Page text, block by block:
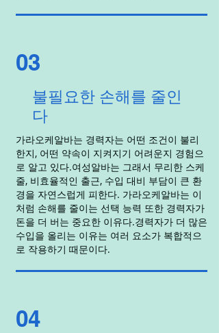
03
불필요한 손해를 줄인
다
가라오케알바는 경력자는 어떤 조건이 불리
한지, 어떤 약속이 지켜지기 어려운지 경험으
로 알고 있다.여성알바는 그래서 무리한 스케
줄, 비효율적인 출근, 수입 대비 부담이 큰 환
경을 자연스럽게 피한다. 가라오케알바는 이
처럼 손해를 줄이는 선택 능력 또한 경력자가
돈을 더 버는 중요한 이유다.경력자가 더 많은
수입을 올리는 이유는 여러 요소가 복합적으
로 작용하기 때문이다.
04